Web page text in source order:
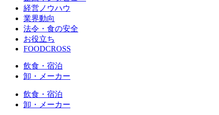
経営ノウハウ
業界動向
法令・食の安全
お役立ち
FOODCROSS
飲食・宿泊
卸・メーカー
飲食・宿泊
卸・メーカー